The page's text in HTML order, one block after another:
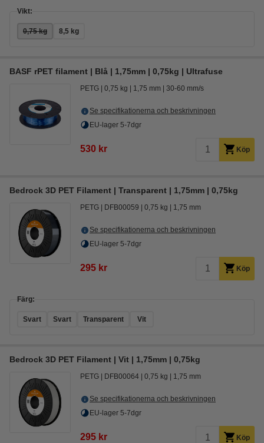
Vikt:
0,75 kg 8,5 kg
BASF rPET filament | Blå | 1,75mm | 0,75kg | Ultrafuse
PETG 0,75 kg 1,75 mm 30-60 mm/s
Se specifikationerna och beskrivningen
EU-lager 5-7dgr
530 kr Köp
Bedrock 3D PET Filament | Transparent | 1,75mm | 0,75kg
PETG DFB00059 0,75 kg 1,75 mm
Se specifikationerna och beskrivningen
EU-lager 5-7dgr
295 kr Köp
Färg:
Svart Svart Transparent Vit
Bedrock 3D PET Filament | Vit | 1,75mm | 0,75kg
PETG DFB00064 0,75 kg 1,75 mm
Se specifikationerna och beskrivningen
EU-lager 5-7dgr
295 kr Köp